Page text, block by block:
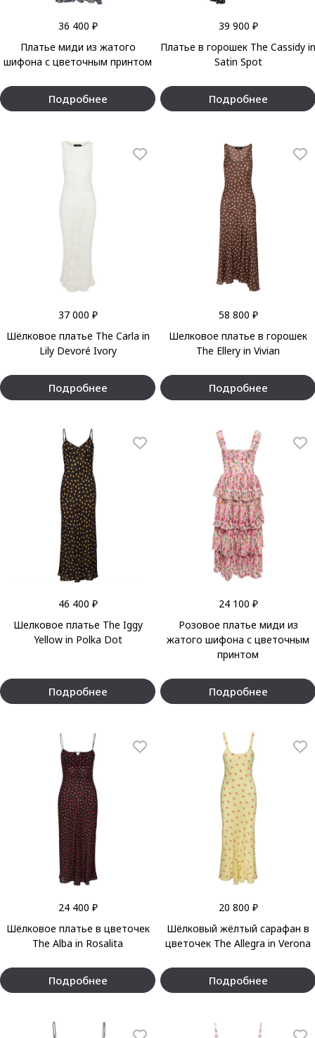
36 400 ₽
Платье миди из жатого
шифона с цветочным принтом
Подробнее
39 900 ₽
Платье в горошек The Cassidy in
Satin Spot
Подробнее
37 000 ₽
Шёлковое платье The Carla in
Lily Devoré Ivory
Подробнее
58 800 ₽
Шелковое платье в горошек
The Ellery in Vivian
Подробнее
46 400 ₽
Шелковое платье The Iggy
Yellow in Polka Dot
Подробнее
24 100 ₽
Розовое платье миди из
жатого шифона с цветочным
принтом
Подробнее
24 400 ₽
Шёлковое платье в цветочек
The Alba in Rosalita
Подробнее
20 800 ₽
Шёлковый жёлтый сарафан в
цветочек The Allegra in Verona
Подробнее